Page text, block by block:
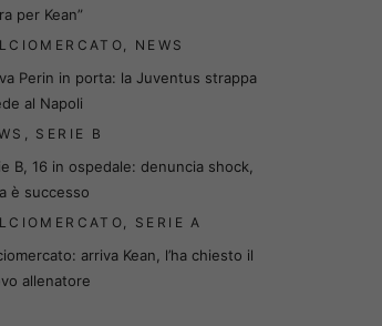
per Kean”
, NEWS
Perin in porta: la Juventus strappa
al Napoli
, SERIE B
B, 16 in ospedale: denuncia shock,
è successo
, SERIE A
arriva Kean, l’ha chiesto il
allenatore